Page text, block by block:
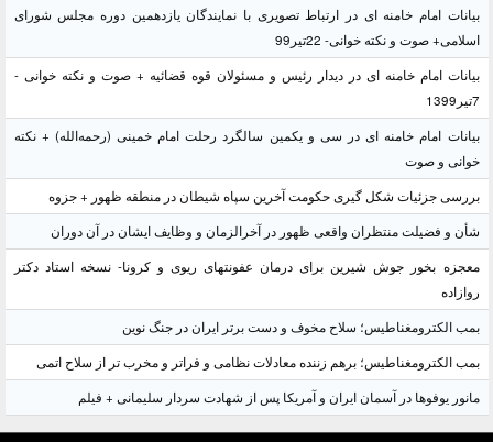
بیانات امام خامنه ای در ارتباط تصویری با نمایندگان یازدهمین دوره مجلس شورای
اسلامی+ صوت و نکته خوانی- 22تیر99
بیانات امام خامنه ای در دیدار رئیس و مسئولان قوه قضائیه + صوت و نکته خوانی -
7تیر1399
بیانات امام خامنه ای در سی و یکمین سالگرد رحلت امام خمینی (رحمه‌الله) + نکته
خوانی و صوت
بررسی جزئیات شکل گیری حکومت آخرین سپاه شیطان در منطقه ظهور + جزوه
شأن و فضیلت منتظران واقعی ظهور در آخرالزمان و وظایف ایشان در آن دوران
معجزه بخور جوش شیرین برای درمان عفونتهای ریوی و کرونا- نسخه استاد دکتر
روازاده
بمب الکترومغناطیس؛ سلاح مخوف و دست برتر ایران در جنگ نوین
بمب الکترومغناطیس؛ برهم زننده معادلات نظامی و فراتر و مخرب تر از سلاح اتمی
مانور یوفوها در آسمان ایران و آمریکا پس از شهادت سردار سلیمانی + فیلم